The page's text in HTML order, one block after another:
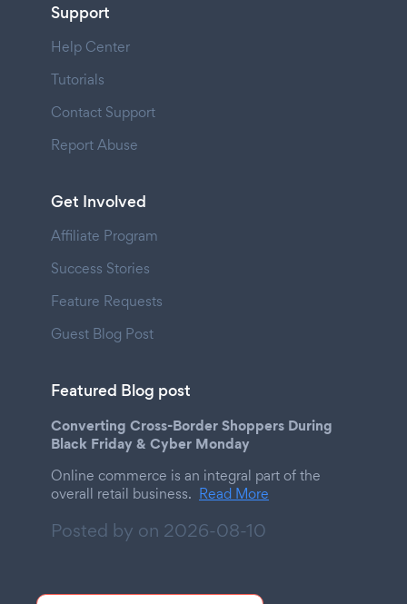
Support
Help Center
Tutorials
Contact Support
Report Abuse
Get Involved
Affiliate Program
Success Stories
Feature Requests
Guest Blog Post
Featured Blog post
Converting Cross-Border Shoppers During
Black Friday & Cyber Monday
Online commerce is an integral part of the
overall retail business. Read More
Posted by on 2026-08-10